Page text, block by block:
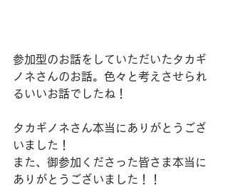
参加型のお話をしていただいたタカギ
ノネさんのお話。色々と考えさせられ
るいいお話でしたね！
タカギノネさん本当にありがとうござ
いました！
また、御参加くださった皆さま本当に
ありがとうございました！！